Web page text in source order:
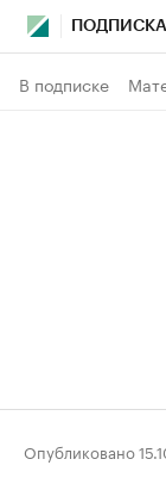
В подписке
Опубликовано